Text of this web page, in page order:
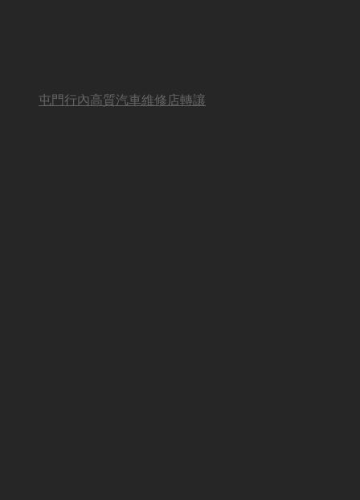
屯門行內高質汽車維修店轉讓